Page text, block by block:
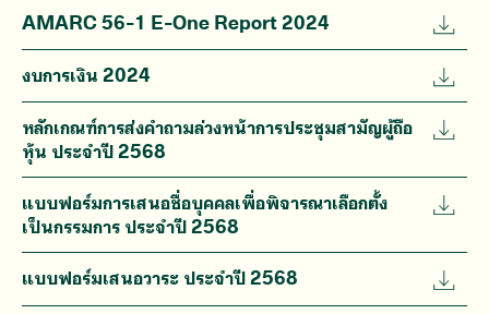
AMARC 56-1 E-One Report 2024
งบการเงิน 2024
หลักเกณฑ์การส่งคำถามล่วงหน้าการประชุมสามัญผู้ถือ
หุ้น ประจำปี 2568
แบบฟอร์มการเสนอชื่อบุคคลเพื่อพิจารณาเลือกตั้ง
เป็นกรรมการ ประจำปี 2568
แบบฟอร์มเสนอวาระ ประจำปี 2568